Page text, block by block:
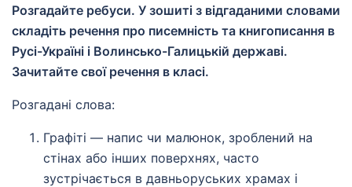
Розгадайте ребуси. У зошиті з відгаданими словами
складіть речення про писемність та книгописання в
Русі-Україні і Волинсько-Галицькій державі.
Зачитайте свої речення в класі.
Розгадані слова:
Графіті — напис чи малюнок, зроблений на
стінах або інших поверхнях, часто
зустрічається в давньоруських храмах і